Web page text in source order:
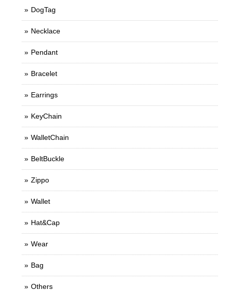
DogTag
Necklace
Pendant
Bracelet
Earrings
KeyChain
WalletChain
BeltBuckle
Zippo
Wallet
Hat&Cap
Wear
Bag
Others